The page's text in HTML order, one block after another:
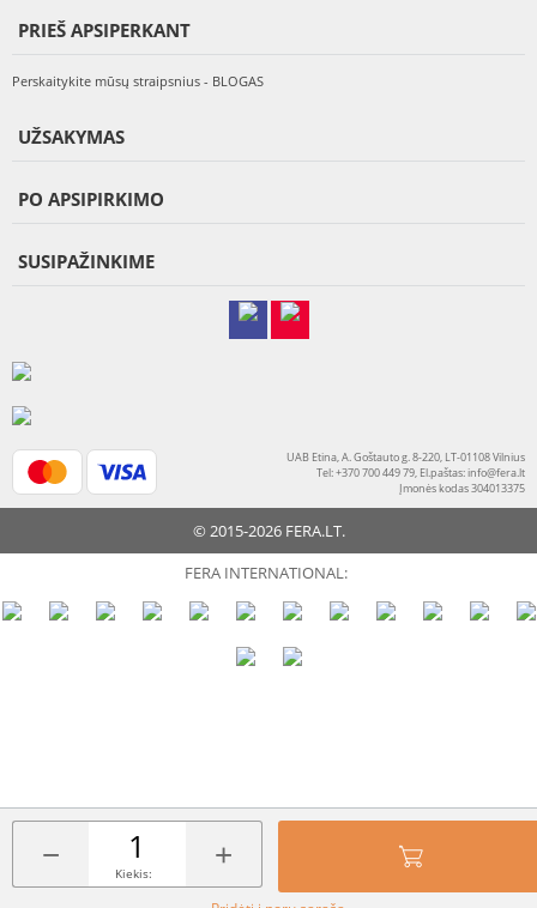
− +
Kiekis:
PRIEŠ APSIPERKANT
Perskaitykite mūsų straipsnius - BLOGAS
UŽSAKYMAS
PO APSIPIRKIMO
SUSIPAŽINKIME
UAB Etina, A. Goštauto g. 8-220, LT-01108 Vilnius
Tel: +370 700 449 79, El.paštas:info@fera.lt
Įmonės kodas 304013375
© 2015-2026 FERA.LT.
FERA INTERNATIONAL: